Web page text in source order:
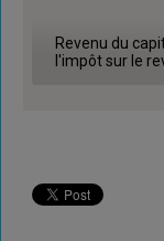
Revenu du
l'impôt sur le